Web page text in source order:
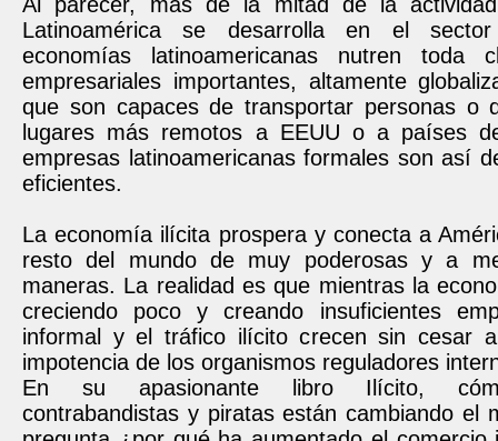
Latinoamérica se desarrolla en el
economías latinoamericanas nutren toda
empresariales importantes, altamente
que son capaces de transportar personas o
lugares más remotos a EEUU o a países
empresas latinoamericanas formales son así
eficientes.
La economía ilícita prospera y conecta a
resto del mundo de muy poderosas y a
maneras. La realidad es que mientras la
creciendo poco y creando insuficientes
informal y el tráfico ilícito crecen sin cesar
impotencia de los organismos reguladores
En su apasionante libro Ilícito,
contrabandistas y piratas están cambiando el